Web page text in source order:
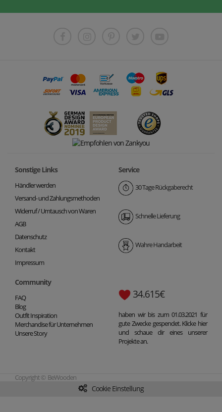
Sonstige Links
Händler werden
Versand- und Zahlungsmethoden
Widerruf / Umtausch von Waren
AGB
Datenschutz
Kontakt
Impressum
Service
30 Tage Rückgaberecht
Schnelle Lieferung
Wahre Handarbeit
Community
FAQ
Blog
Outfit Inspiration
Merchandise für Unternehmen
Unsere Story
34.615€
haben wir bis zum 01.03.2021 für
gute Zwecke gespendet. Klicke hier
und schaue dir eines unserer
Projekte an.
Copyright © BeWooden
Cookie Einstellung